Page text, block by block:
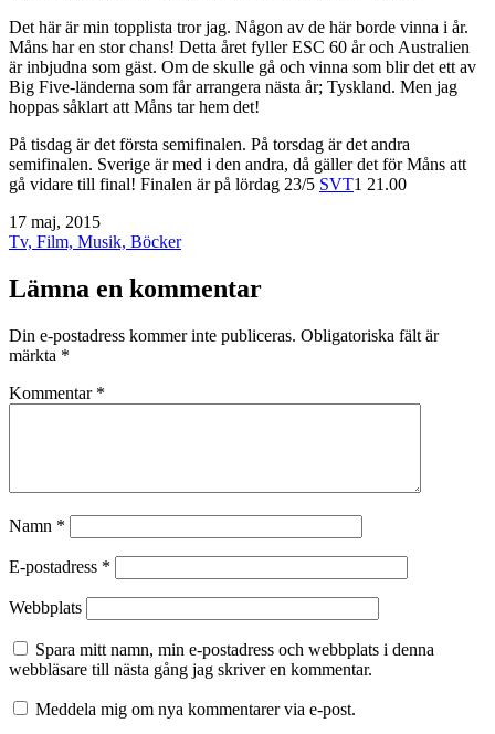
Det här är min topplista tror jag. Någon av de här borde vinna i år.
Måns har en stor chans! Detta året fyller ESC 60 år och Australien
är inbjudna som gäst. Om de skulle gå och vinna som blir det ett av
Big Five-länderna som får arrangera nästa år; Tyskland. Men jag
hoppas såklart att Måns tar hem det!
På tisdag är det första semifinalen. På torsdag är det andra
semifinalen. Sverige är med i den andra, då gäller det för Måns att
gå vidare till final! Finalen är på lördag 23/5 SVT1 21.00
Publicerat
den
17 maj, 2015
Kategoriserat
Tv, Film, Musik, Böcker
Lämna en kommentar
Din e-postadress kommer inte publiceras. Obligatoriska fält är
märkta *
Kommentar *
Namn *
E-postadress *
Webbplats
Spara mitt namn, min e-postadress och webbplats i denna
webbläsare till nästa gång jag skriver en kommentar.
Meddela mig om nya kommentarer via e-post.